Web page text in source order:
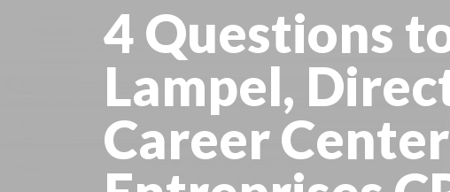
COMMODITY INNOVATION
8 TIPS FROM OBAMA TO
SPRING AFTERWORK
LAURENT GUERRERO,
LE CERCLE CYCLOPE : UN
7 QUESTIONS TO JEAN-
4 Questions
Lampel,
Career